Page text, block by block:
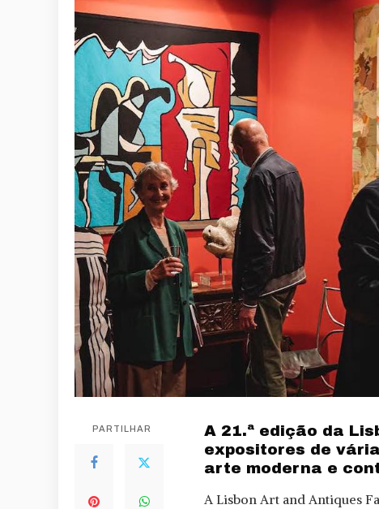
PARTILHAR
A 21.ª edição da
expositores de
arte moderna e
A Lisbon Art and Antiques